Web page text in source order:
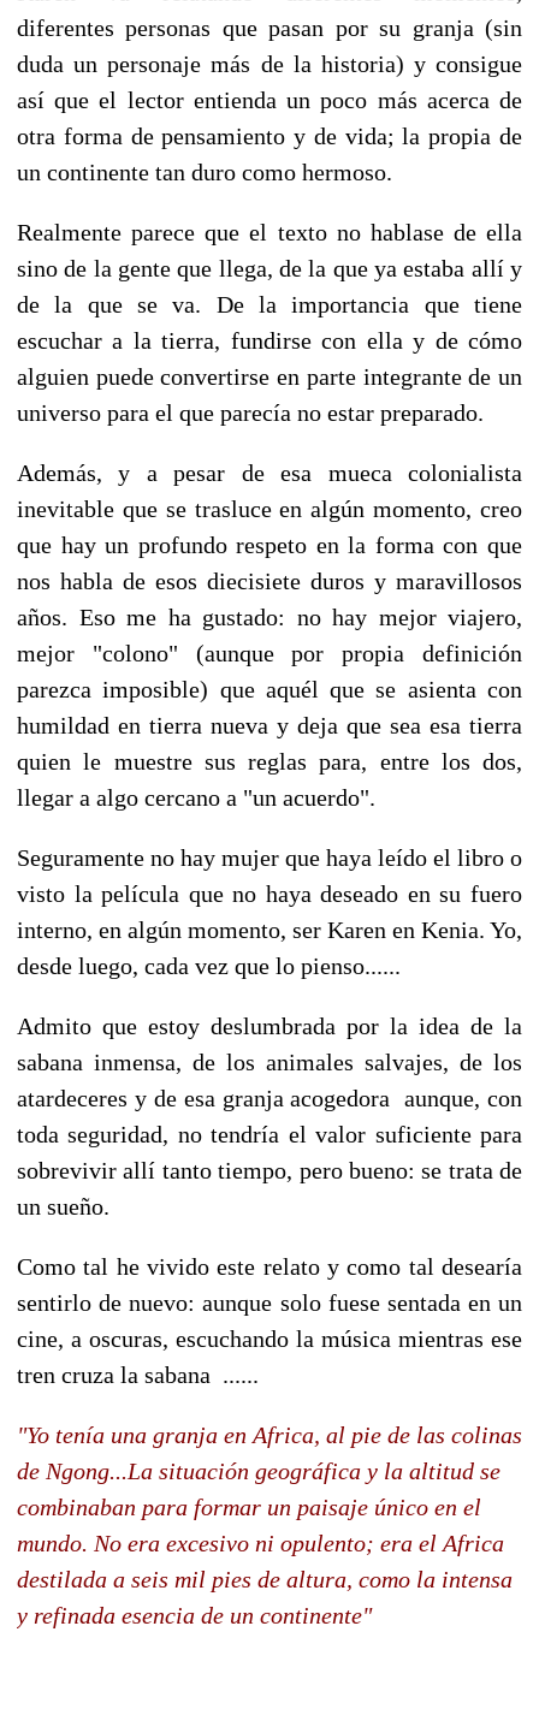
diferentes personas que pasan por su granja (sin
duda un personaje más de la historia) y consigue
así que el lector entienda un poco más acerca de
otra forma de pensamiento y de vida; la propia de
un continente tan duro como hermoso.
Realmente parece que el texto no hablase de ella
sino de la gente que llega, de la que ya estaba allí y
de la que se va. De la importancia que tiene
escuchar a la tierra, fundirse con ella y de cómo
alguien puede convertirse en parte integrante de un
universo para el que parecía no estar preparado.
Además, y a pesar de esa mueca colonialista
inevitable que se trasluce en algún momento, creo
que hay un profundo respeto en la forma con que
nos habla de esos diecisiete duros y maravillosos
años. Eso me ha gustado: no hay mejor viajero,
mejor "colono" (aunque por propia definición
parezca imposible) que aquél que se asienta con
humildad en tierra nueva y deja que sea esa tierra
quien le muestre sus reglas para, entre los dos,
llegar a algo cercano a "un acuerdo".
Seguramente no hay mujer que haya leído el libro o
visto la película que no haya deseado en su fuero
interno, en algún momento, ser Karen en Kenia. Yo,
desde luego, cada vez que lo pienso......
Admito que estoy deslumbrada por la idea de la
sabana inmensa, de los animales salvajes, de los
atardeceres y de esa granja acogedora aunque, con
toda seguridad, no tendría el valor suficiente para
sobrevivir allí tanto tiempo, pero bueno: se trata de
un sueño.
Como tal he vivido este relato y como tal desearía
sentirlo de nuevo: aunque solo fuese sentada en un
cine, a oscuras, escuchando la música mientras ese
tren cruza la sabana ......
"Yo tenía una granja en Africa, al pie de las colinas
de Ngong...La situación geográfica y la altitud se
combinaban para formar un paisaje único en el
mundo. No era excesivo ni opulento; era el Africa
destilada a seis mil pies de altura, como la intensa
y refinada esencia de un continente"